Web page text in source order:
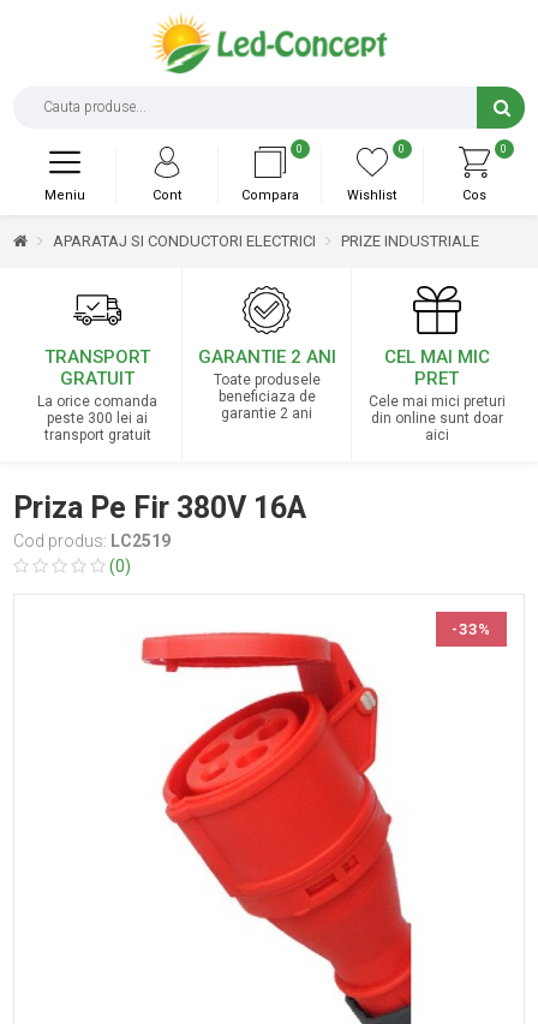
0
Cos
0
Wishlist
0
Compara
Cont
Meniu
APARATAJ SI CONDUCTORI ELECTRICI PRIZE INDUSTRIALE
TRANSPORT
GRATUIT
La orice comanda
peste 300 lei ai
transport gratuit
GARANTIE 2 ANI
Toate produsele
beneficiaza de
garantie 2 ani
CEL MAI MIC
PRET
Cele mai mici preturi
din online sunt doar
aici
Priza Pe Fir 380V 16A
Cod produs: LC2519
(0)
-33%